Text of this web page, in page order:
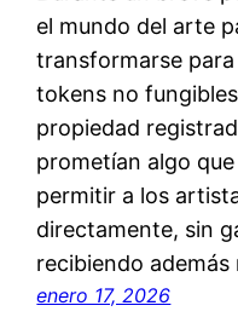
el mundo del arte
transformarse
tokens no
propiedad
prometían algo
permitir a los
directamente, sin
recibiendo
enero 17, 2026